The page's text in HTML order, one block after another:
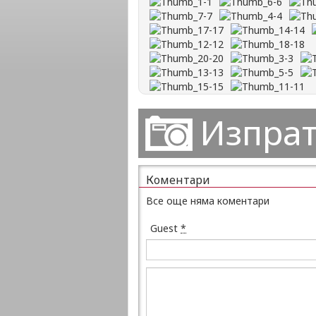
Коментари
Все още няма коментари
Guest *